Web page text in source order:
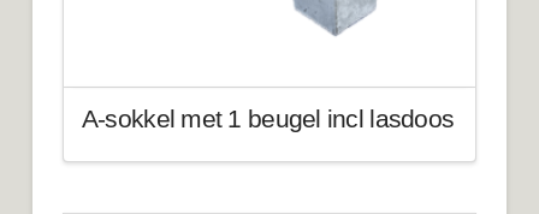
A-sokkel met 1 beugel incl lasdoos